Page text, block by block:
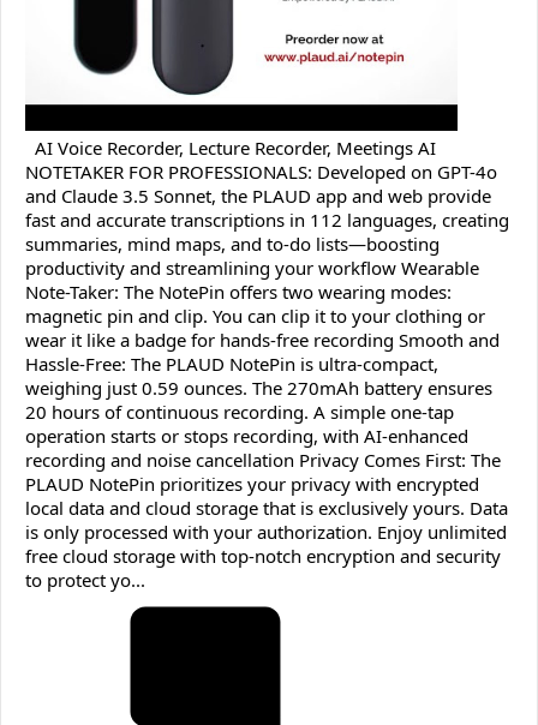
AI Voice Recorder, Lecture Recorder, Meetings AI
NOTETAKER FOR PROFESSIONALS: Developed on GPT-4o
and Claude 3.5 Sonnet, the PLAUD app and web provide
fast and accurate transcriptions in 112 languages, creating
summaries, mind maps, and to-do lists—boosting
productivity and streamlining your workflow Wearable
Note-Taker: The NotePin offers two wearing modes:
magnetic pin and clip. You can clip it to your clothing or
wear it like a badge for hands-free recording Smooth and
Hassle-Free: The PLAUD NotePin is ultra-compact,
weighing just 0.59 ounces. The 270mAh battery ensures
20 hours of continuous recording. A simple one-tap
operation starts or stops recording, with AI-enhanced
recording and noise cancellation Privacy Comes First: The
PLAUD NotePin prioritizes your privacy with encrypted
local data and cloud storage that is exclusively yours. Data
is only processed with your authorization. Enjoy unlimited
free cloud storage with top-notch encryption and security
to protect yo...